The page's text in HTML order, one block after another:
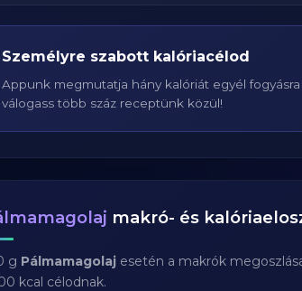
Személyre szabott kalóriacélod
Appunk megmutatja hány kalóriát egyél
válogass több száz receptünk közül!
makró- és
g Pálmamagolaj esetén a makrók
kcal célodnak.